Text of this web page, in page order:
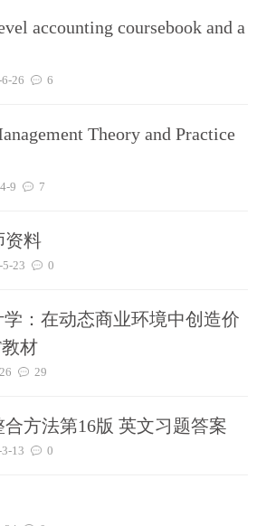
accounting coursebook and a
26 6
Theory and Practice
9 7
资料
5-23 0
学：在动态商业环境中创造价
材
29
方法第16版 英文习题答案
13 0